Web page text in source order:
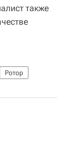
также
Ротор